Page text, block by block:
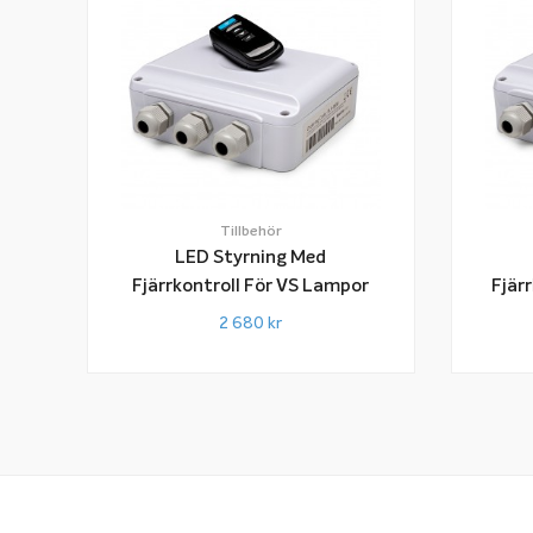
Tillbehör
LED Styrning Med
Fjärrkontroll För VS Lampor
2 680 kr